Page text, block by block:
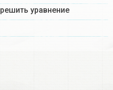
уравнение